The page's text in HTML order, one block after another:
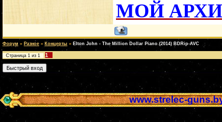
МОЙ
Форум » Разное » Концерты » Elton John - The Million Dollar Piano (2014) BDRip-AVC
Страница 1 из 1 1
www.strelec-